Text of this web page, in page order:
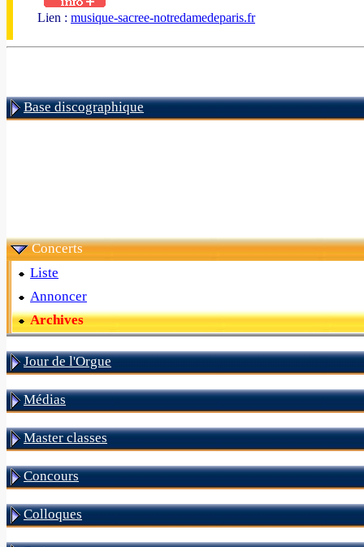
Lien : musique-sacree-notredamedeparis.fr
Base discographique
Concerts
Liste
Annoncer
Archives
Jour de l'Orgue
Médias
Master classes
Concours
Colloques